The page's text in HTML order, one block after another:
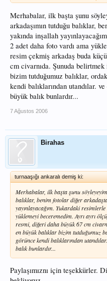
Merhabalar, ilk başta şunu
arkadaşımın tutduğu balıklar,
yakında inşallah
2 adet daha foto vardı ama
resim çekmiş arkadaş buda
cm civarnıda. Şunuda
bizim tutduğumuz balıklar,
kendi balıklarından utandılar.
büyük balık bunlardır...
7 Ağustos 2006
Birahas
turnaaşığı ankaralı demiş ki:
Merhabalar, ilk başta şunu
balıklar, benim fotolar diğer
yayınlayacağım. Yukardaki
yüklemeyi beceremedim. Ayrı ayrı
resmi, diğeri daha büyük 67 cm
en büyük balıklar bizim tutduğumuz
görünce kendi balıklarından
balık bunlardır...
Paylaşımıznı için teşekkürler.